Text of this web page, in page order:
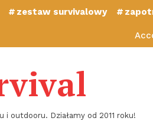
zestaw survivalowy
outdooru. Działamy od 2011 roku!